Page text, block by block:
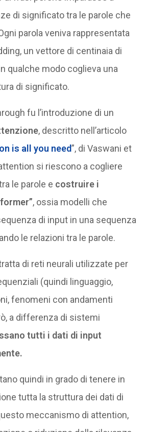
di significato tra le parole che
parola veniva rappresentata
un vettore di centinaia di
qualche modo coglieva una
di significato.
fu l’introduzione di un
, descritto nell’articolo
is all you need”, di Vaswani et
si riescono a cogliere
le parole e costruire i
, ossia modelli che
di input in una sequenza
le relazioni tra le parole.
di reti neurali utilizzate per
(quindi linguaggio,
fenomeni con andamenti
a differenza di sistemi
tutti i dati di input
quindi in grado di tenere in
tutta la struttura dei dati di
meccanismo di attention,